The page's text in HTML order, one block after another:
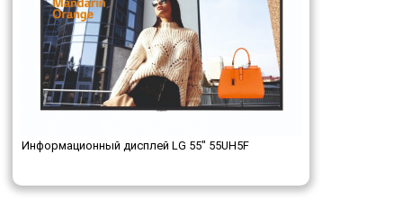
Информационный дисплей LG 55" 55UH5F